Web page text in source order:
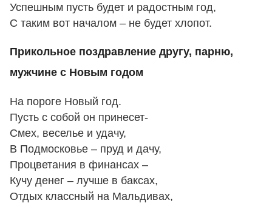
Успешным пусть будет и радостным год,
С таким вот началом – не будет хлопот.
Прикольное поздравление другу, парню,
мужчине с Новым годом
На пороге Новый год.
Пусть с собой он принесет-
Смех, веселье и удачу,
В Подмосковье – пруд и дачу,
Процветания в финансах –
Кучу денег – лучше в баксах,
Отдых классный на Мальдивах,